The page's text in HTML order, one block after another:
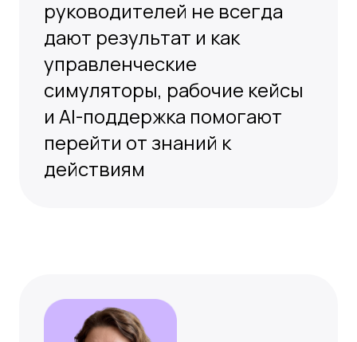
СберПодбор
Разберёт, как выстраивать
наставничество внутри
компании: кого выбирать на
роль наставника, как
готовить менторов и какие
ошибки мешают программе
работать
Регистрируйтесь
на открытый разбор